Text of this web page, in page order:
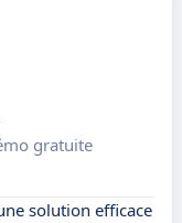
gratuite
solution efficace